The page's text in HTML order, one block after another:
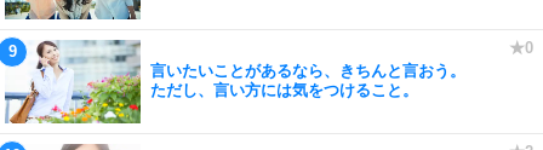
言いたいことがあるなら、きちんと言おう。
ただし、言い方には気をつけること。